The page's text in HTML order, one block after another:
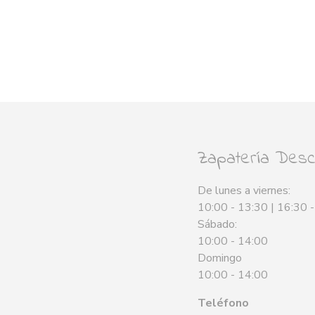
Zapatería
De lunes a viernes:
10:00 - 13:30 | 16:30
Sábado:
10:00 - 14:00
Domingo
10:00 - 14:00
Teléfono